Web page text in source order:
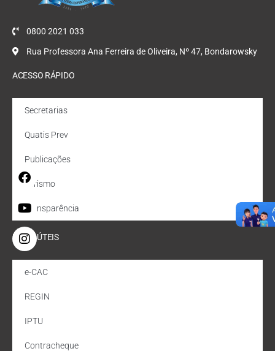
0800 2021 033
Rua Professora Ana Ferreira de Oliveira, Nº 47, Bondarowsky
ACESSO RÁPIDO
Secretarias
Quatis Prev
Publicações
Turismo
Transparência
LINKS ÚTEIS
e-CAC
REGIN
IPTU
Contracheque